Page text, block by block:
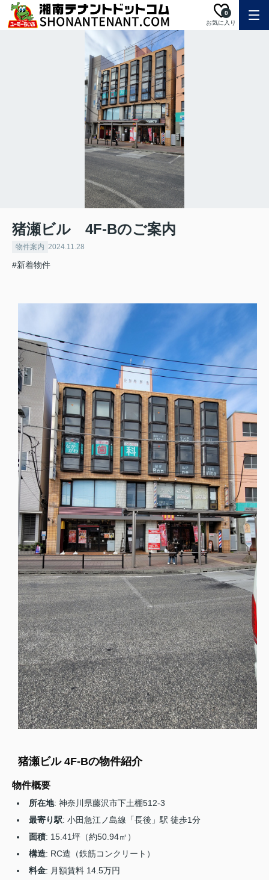
お気に入り
0
猪瀬ビル 4F-Bのご案内
物件案内 2024.11.28
#新着物件
猪瀬ビル 4F-Bの物件紹介
物件概要
所在地: 神奈川県藤沢市下土棚512-3
最寄り駅: 小田急江ノ島線「長後」駅 徒歩1分
面積: 15.41坪（約50.94㎡）
構造: RC造（鉄筋コンクリート）
料金: 月額賃料 14.5万円